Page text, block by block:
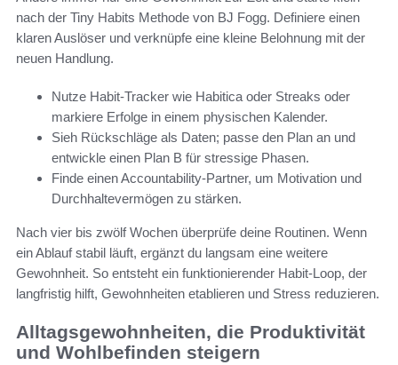
nach der Tiny Habits Methode von BJ Fogg. Definiere einen
klaren Auslöser und verknüpfe eine kleine Belohnung mit der
neuen Handlung.
Nutze Habit-Tracker wie Habitica oder Streaks oder
markiere Erfolge in einem physischen Kalender.
Sieh Rückschläge als Daten; passe den Plan an und
entwickle einen Plan B für stressige Phasen.
Finde einen Accountability-Partner, um Motivation und
Durchhaltevermögen zu stärken.
Nach vier bis zwölf Wochen überprüfe deine Routinen. Wenn
ein Ablauf stabil läuft, ergänzt du langsam eine weitere
Gewohnheit. So entsteht ein funktionierender Habit-Loop, der
langfristig hilft, Gewohnheiten etablieren und Stress reduzieren.
Alltagsgewohnheiten, die Produktivität
und Wohlbefinden steigern